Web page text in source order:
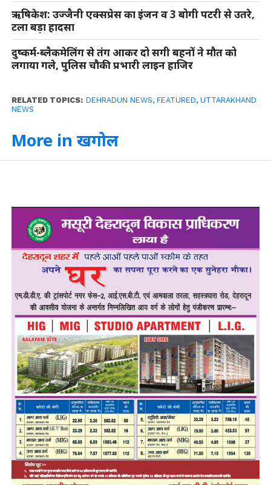
ऋषिकेश: उज्जैनी एक्सप्रेस का इंजन व 3 बोगी पटरी से उतरे,
टला बड़ा हादसा
दुष्कर्म-ब्लैकमेलिंग से तंग आकर दो सगी बहनों ने मौत को
लगाया गले, पुलिस चौकी प्रभारी लाइन हाजिर
RELATED TOPICS: DEHRADUN NEWS, FEATURED, UTTARAKHAND
NEWS
More in खगोल